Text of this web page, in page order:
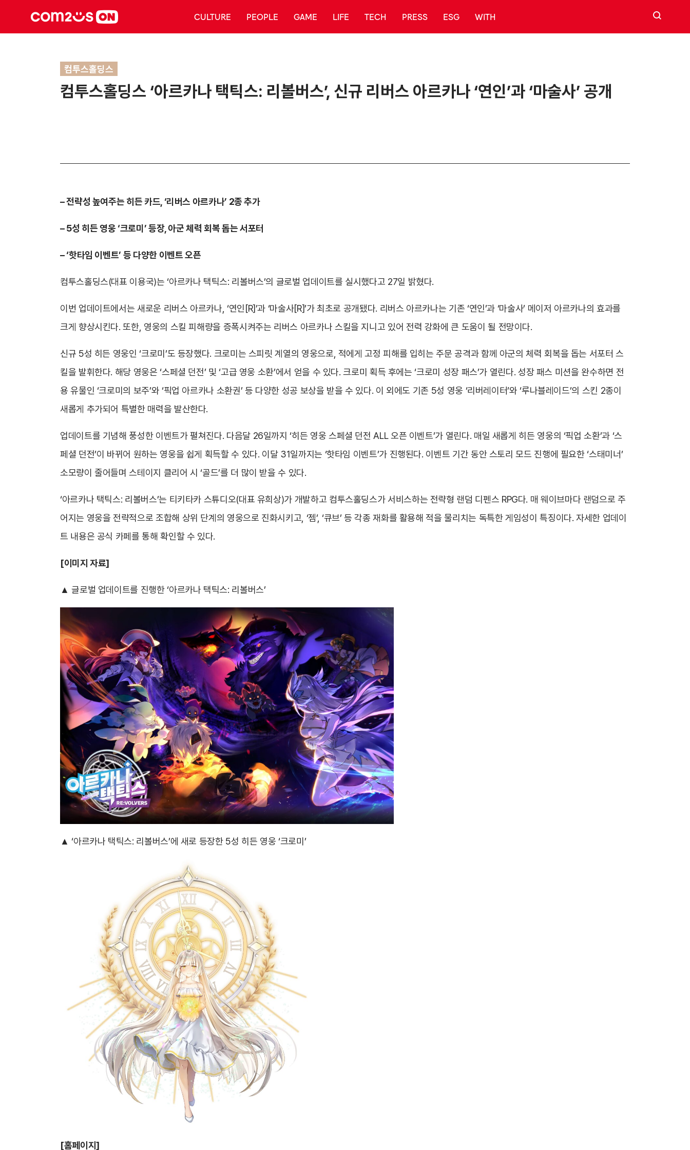
CULTURE PEOPLE GAME LIFE TECH PRESS ESG WITH 검색
컴투스홀딩스
컴투스홀딩스 ‘아르카나 택틱스: 리볼버스’, 신규 리버스 아르카나 ‘연인’과 ‘마술사’ 공개
– 전략성 높여주는 히든 카드, ‘리버스 아르카나’ 2종 추가
– 5성 히든 영웅 ‘크로미’ 등장, 아군 체력 회복 돕는 서포터
– ‘핫타임 이벤트’ 등 다양한 이벤트 오픈
컴투스홀딩스(대표 이용국)는 ‘아르카나 택틱스: 리볼버스’의 글로벌 업데이트를 실시했다고 27일 밝혔다.
이번 업데이트에서는 새로운 리버스 아르카나, ‘연인[R]’과 ‘마술사[R]’가 최초로 공개됐다. 리버스 아르카나는 기존 ‘연인’과 ‘마술사’ 메이저 아르카나의 효과를
크게 향상시킨다. 또한, 영웅의 스킬 피해량을 증폭시켜주는 리버스 아르카나 스킬을 지니고 있어 전력 강화에 큰 도움이 될 전망이다.
신규 5성 히든 영웅인 ‘크로미’도 등장했다. 크로미는 스피릿 계열의 영웅으로, 적에게 고정 피해를 입히는 주문 공격과 함께 아군의 체력 회복을 돕는 서포터 스
킬을 발휘한다. 해당 영웅은 ‘스페셜 던전’ 및 ‘고급 영웅 소환’에서 얻을 수 있다. 크로미 획득 후에는 ‘크로미 성장 패스’가 열린다. 성장 패스 미션을 완수하면 전
용 유물인 ‘크로미의 보주’와 ‘픽업 아르카나 소환권’ 등 다양한 성공 보상을 받을 수 있다. 이 외에도 기존 5성 영웅 ‘리버레이터’와 ‘루나블레이드’의 스킨 2종이
새롭게 추가되어 특별한 매력을 발산한다.
업데이트를 기념해 풍성한 이벤트가 펼쳐진다. 다음달 26일까지 ‘히든 영웅 스페셜 던전 ALL 오픈 이벤트’가 열린다. 매일 새롭게 히든 영웅의 ‘픽업 소환’과 ‘스
페셜 던전’이 바뀌어 원하는 영웅을 쉽게 획득할 수 있다. 이달 31일까지는 ‘핫타임 이벤트’가 진행된다. 이벤트 기간 동안 스토리 모드 진행에 필요한 ‘스태미너’
소모량이 줄어들며 스테이지 클리어 시 ‘골드’를 더 많이 받을 수 있다.
‘아르카나 택틱스: 리볼버스’는 티키타카 스튜디오(대표 유희상)가 개발하고 컴투스홀딩스가 서비스하는 전략형 랜덤 디펜스 RPG다. 매 웨이브마다 랜덤으로 주
어지는 영웅을 전략적으로 조합해 상위 단계의 영웅으로 진화시키고, ‘젬’, ‘큐브’ 등 각종 재화를 활용해 적을 물리치는 독특한 게임성이 특징이다. 자세한 업데이
트 내용은 공식 카페를 통해 확인할 수 있다.
[이미지 자료]
▲ 글로벌 업데이트를 진행한 ‘아르카나 택틱스: 리볼버스’
▲ ‘아르카나 택틱스: 리볼버스’에 새로 등장한 5성 히든 영웅 ‘크로미’
[홈페이지]